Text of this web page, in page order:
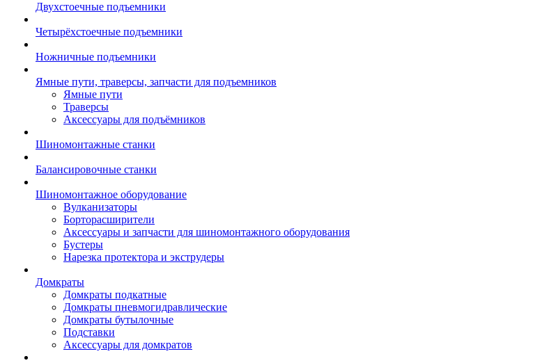
Двухстоечные подъемники
Четырёхстоечные подъемники
Ножничные подъемники
Ямные пути, траверсы, запчасти для подъемников
Ямные пути
Траверсы
Аксессуары для подъёмников
Шиномонтажные станки
Балансировочные станки
Шиномонтажное оборудование
Вулканизаторы
Борторасширители
Аксессуары и запчасти для шиномонтажного оборудования
Бустеры
Нарезка протектора и экструдеры
Домкраты
Домкраты подкатные
Домкраты пневмогидравлические
Домкраты бутылочные
Подставки
Аксессуары для домкратов